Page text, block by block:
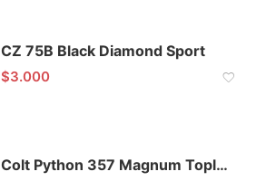
CZ 75B Black Diamond Sport
$3.000
Colt Python 357 Magnum Toplu Tabanca